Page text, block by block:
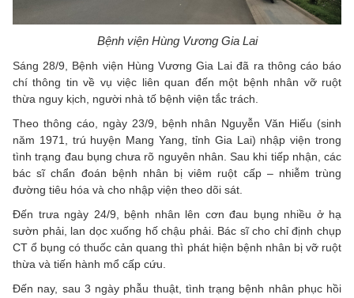
Bệnh viện Hùng Vương Gia Lai
Sáng 28/9, Bệnh viện Hùng Vương Gia Lai đã ra thông cáo báo
chí thông tin về vụ việc liên quan đến một bệnh nhân vỡ ruột
thừa nguy kịch, người nhà tố bệnh viện tắc trách.
Theo thông cáo, ngày 23/9, bệnh nhân Nguyễn Văn Hiếu (sinh
năm 1971, trú huyện Mang Yang, tỉnh Gia Lai) nhập viện trong
tình trạng đau bụng chưa rõ nguyên nhân. Sau khi tiếp nhận, các
bác sĩ chẩn đoán bệnh nhân bị viêm ruột cấp – nhiễm trùng
đường tiêu hóa và cho nhập viện theo dõi sát.
Đến trưa ngày 24/9, bệnh nhân lên cơn đau bụng nhiều ở hạ
sườn phải, lan dọc xuống hố chậu phải. Bác sĩ cho chỉ định chụp
CT ổ bụng có thuốc cản quang thì phát hiện bệnh nhân bị vỡ ruột
thừa và tiến hành mổ cấp cứu.
Đến nay, sau 3 ngày phẫu thuật, tình trạng bệnh nhân phục hồi